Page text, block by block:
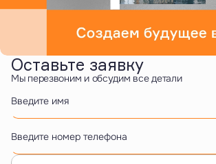
Оставьте заявку
Мы перезвоним и обсудим все детали
Введите имя
Введите номер телефона